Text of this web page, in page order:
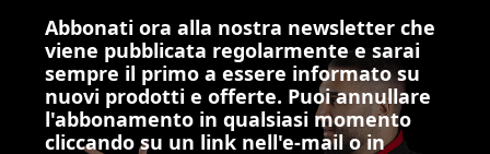
Abbonati ora alla nostra newsletter che
viene pubblicata regolarmente e sarai
sempre il primo a essere informato su
nuovi prodotti e offerte. Puoi annullare
l'abbonamento in qualsiasi momento
cliccando su un link nell'e-mail o in